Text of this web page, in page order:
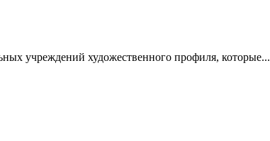
учреждений художест­венного профиля, которые...